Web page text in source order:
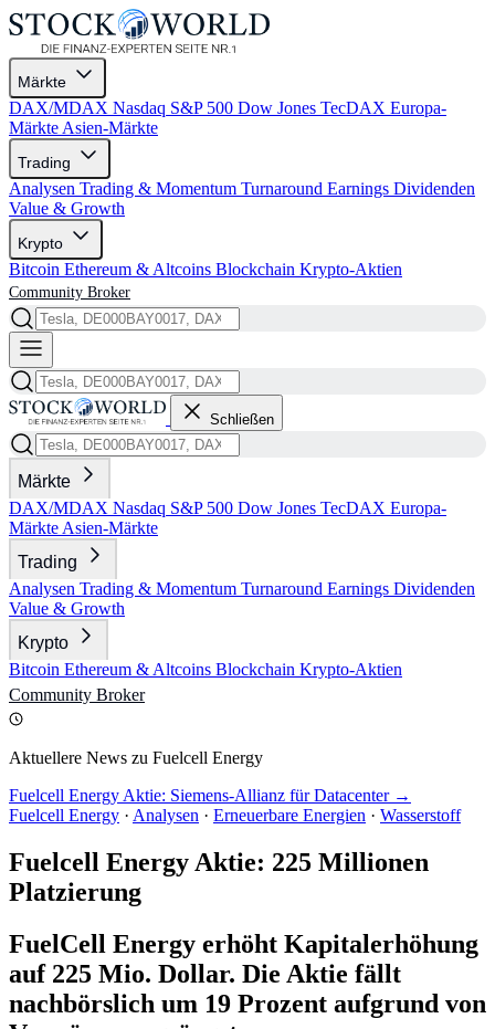
Märkte
DAX/MDAX Nasdaq S&P 500 Dow Jones TecDAX Europa-
Märkte Asien-Märkte
Trading
Analysen Trading & Momentum Turnaround Earnings Dividenden
Value & Growth
Krypto
Bitcoin Ethereum & Altcoins Blockchain Krypto-Aktien
Community Broker
Schließen
Märkte
DAX/MDAX Nasdaq S&P 500 Dow Jones TecDAX Europa-
Märkte Asien-Märkte
Trading
Analysen Trading & Momentum Turnaround Earnings Dividenden
Value & Growth
Krypto
Bitcoin Ethereum & Altcoins Blockchain Krypto-Aktien
Community Broker
Aktuellere News zu Fuelcell Energy
Fuelcell Energy Aktie: Siemens-Allianz für Datacenter →
Fuelcell Energy · Analysen · Erneuerbare Energien · Wasserstoff
Fuelcell Energy Aktie: 225 Millionen
Platzierung
FuelCell Energy erhöht Kapitalerhöhung
auf 225 Mio. Dollar. Die Aktie fällt
nachbörslich um 19 Prozent aufgrund von